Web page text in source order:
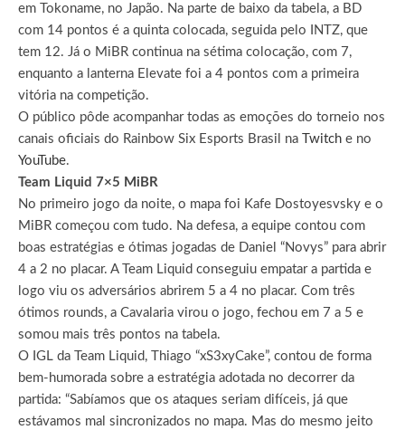
em Tokoname, no Japão. Na parte de baixo da tabela, a BD
com 14 pontos é a quinta colocada, seguida pelo INTZ, que
tem 12. Já o MiBR continua na sétima colocação, com 7,
enquanto a lanterna Elevate foi a 4 pontos com a primeira
vitória na competição.
O público pôde acompanhar todas as emoções do torneio nos
canais oficiais do Rainbow Six Esports Brasil na
Twitch e no
YouTube.
Team Liquid 7×5 MiBR
No primeiro jogo da noite, o mapa foi Kafe Dostoyesvsky e o
MiBR começou com tudo. Na defesa, a equipe contou com
boas estratégias e ótimas jogadas de Daniel “Novys” para abrir
4 a 2 no placar. A Team Liquid conseguiu empatar a partida e
logo viu os adversários abrirem 5 a 4 no placar. Com três
ótimos rounds, a Cavalaria virou o jogo, fechou em 7 a 5 e
somou mais três pontos na tabela.
O IGL da Team Liquid, Thiago “xS3xyCake”, contou de forma
bem-humorada sobre a estratégia adotada no decorrer da
partida: “Sabíamos que os ataques seriam difíceis, já que
estávamos mal sincronizados no mapa. Mas do mesmo jeito